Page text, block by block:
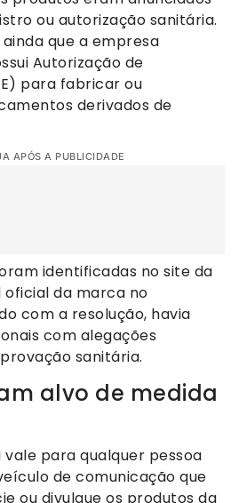
ou autorização sanitária.
que a empresa
Autorização de
para fabricar ou
derivados de
APÓS A PUBLICIDADE
identificadas no site da
da marca no
com a resolução, havia
com alegações
sanitária.
alvo de medida
vale para qualquer pessoa
de comunicação que
ou divulgue os produtos da